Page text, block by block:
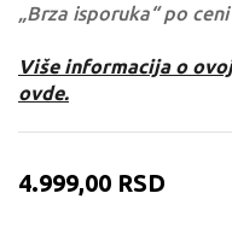
„Brza isporuka“ po
Više informacija o
ovde.
4.999,00 RSD